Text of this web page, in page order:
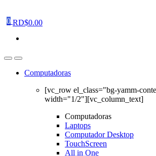
0 RD$0.00
Computadoras
[vc_row el_class="bg-yamm-
width="1/2"][vc_column_text]
Computadoras
Laptops
Computador Desktop
TouchScreen
All in One